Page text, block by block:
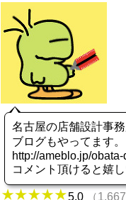
名古屋の店舗設計事務
ブログもやってます。
http://ameblo.jp/
コメント頂けると嬉し
5.0 （